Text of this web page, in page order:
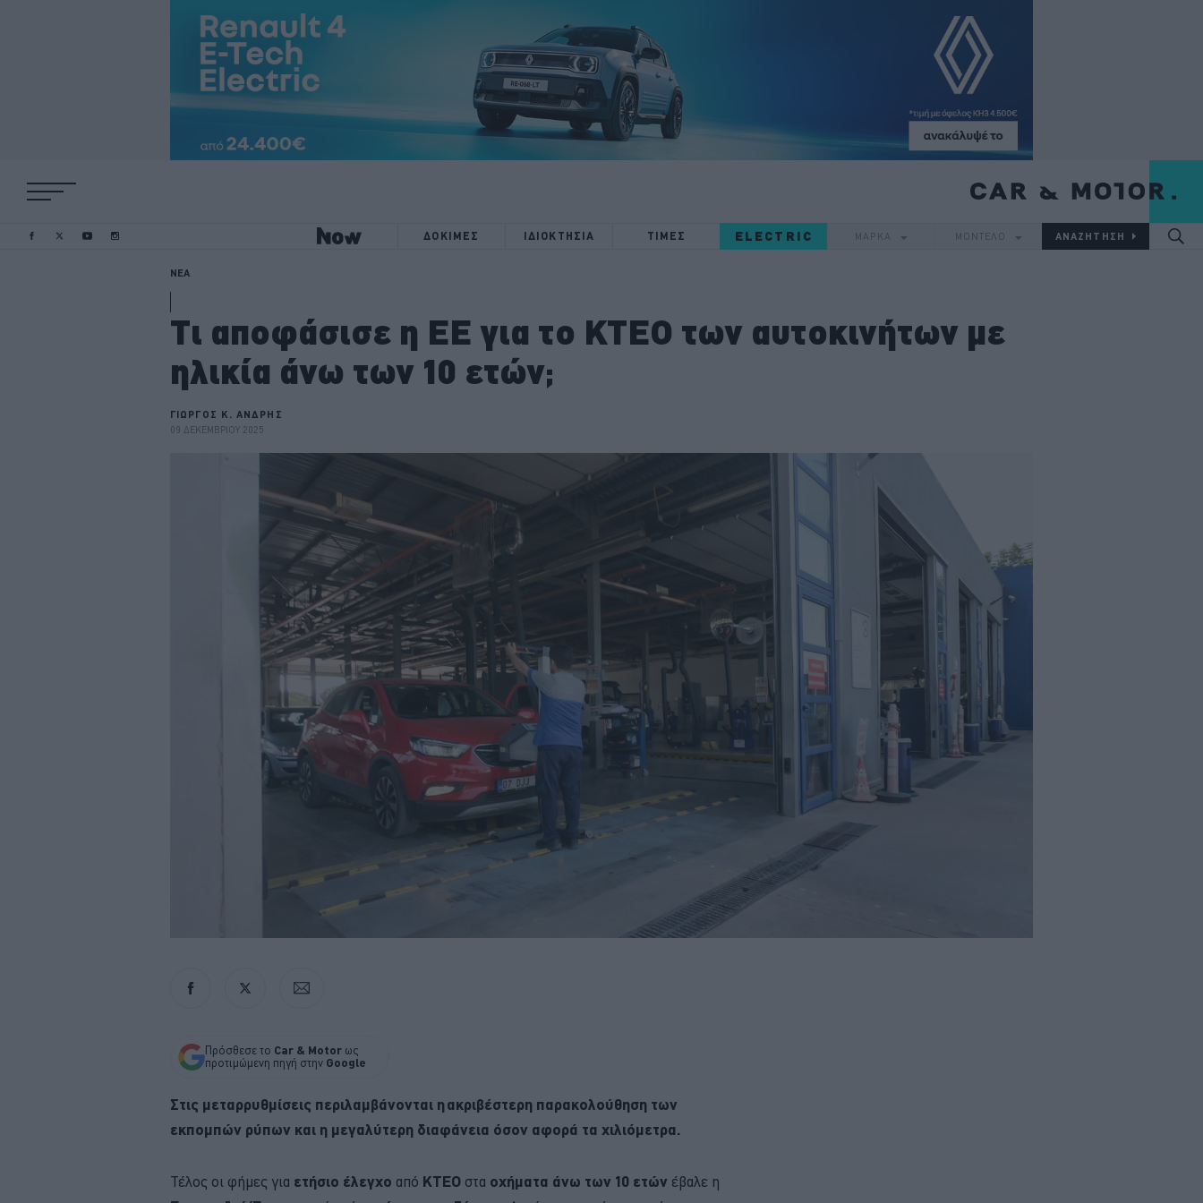
ΔΟΚΙΜΕΣ ΙΔΙΟΚΤΗΣΙΑ ΤΙΜΕΣ ELECTRIC ΜΑΡΚΑ ΜΟΝΤΕΛΟ
ΝΕΑ
Τι αποφάσισε η ΕΕ για το ΚΤΕΟ των αυτοκινήτων με
ηλικία άνω των 10 ετών;
ΓΙΩΡΓΟΣ Κ. ΑΝΔΡΗΣ
09 ΔΕΚΕΜΒΡΙΟΥ 2025
Πρόσθεσε το Car & Motor ως
προτιμώμενη πηγή στην Google
Στις μεταρρυθμίσεις περιλαμβάνονται η ακριβέστερη παρακολούθηση των
εκπομπών ρύπων και η μεγαλύτερη διαφάνεια όσον αφορά τα χιλιόμετρα.
Τέλος οι φήμες για ετήσιο έλεγχο από ΚΤΕΟ στα οχήματα άνω των 10 ετών έβαλε η